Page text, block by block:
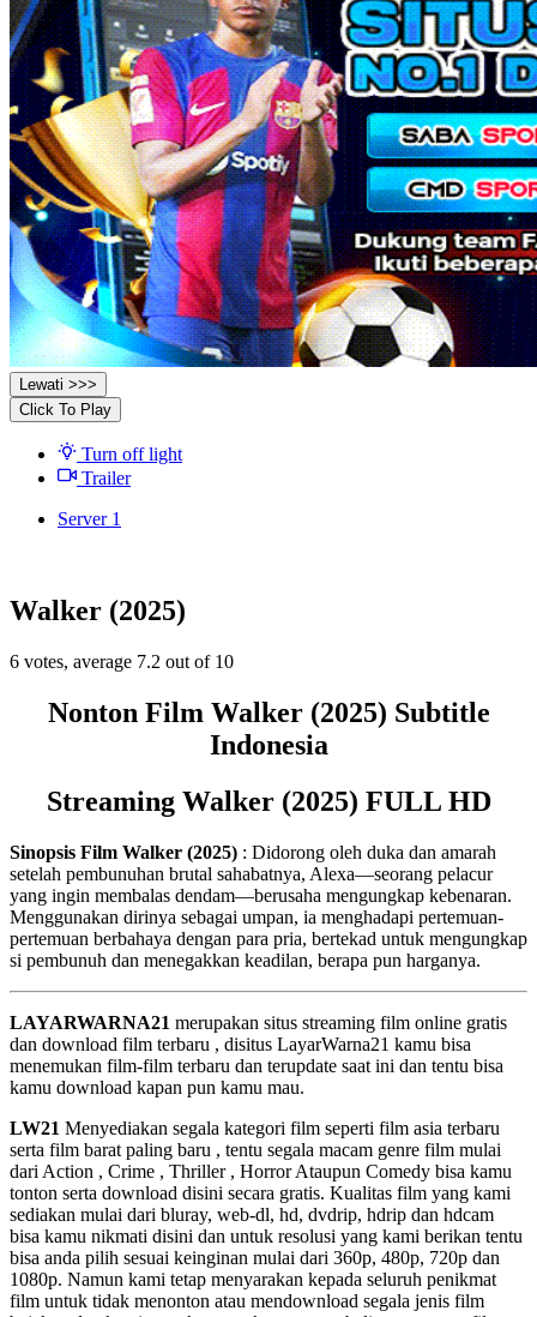
Lewati >>>
Click To Play
Turn off light
Trailer
Server 1
Walker (2025)
6 votes, average 7.2 out of 10
Nonton Film Walker (2025) Subtitle
Indonesia
Streaming Walker (2025) FULL HD
Sinopsis Film Walker (2025) : Didorong oleh duka dan amarah
setelah pembunuhan brutal sahabatnya, Alexa—seorang pelacur
yang ingin membalas dendam—berusaha mengungkap kebenaran.
Menggunakan dirinya sebagai umpan, ia menghadapi pertemuan-
pertemuan berbahaya dengan para pria, bertekad untuk mengungkap
si pembunuh dan menegakkan keadilan, berapa pun harganya.
LAYARWARNA21 merupakan situs streaming film online gratis
dan download film terbaru , disitus LayarWarna21 kamu bisa
menemukan film-film terbaru dan terupdate saat ini dan tentu bisa
kamu download kapan pun kamu mau.
LW21 Menyediakan segala kategori film seperti film asia terbaru
serta film barat paling baru , tentu segala macam genre film mulai
dari Action , Crime , Thriller , Horror Ataupun Comedy bisa kamu
tonton serta download disini secara gratis. Kualitas film yang kami
sediakan mulai dari bluray, web-dl, hd, dvdrip, hdrip dan hdcam
bisa kamu nikmati disini dan untuk resolusi yang kami berikan tentu
bisa anda pilih sesuai keinginan mulai dari 360p, 480p, 720p dan
1080p. Namun kami tetap menyarakan kepada seluruh penikmat
film untuk tidak menonton atau mendownload segala jenis film